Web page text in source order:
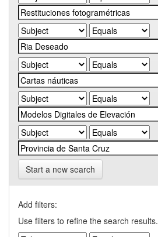
Start a new search
Add filters:
Use filters to refine the search results.